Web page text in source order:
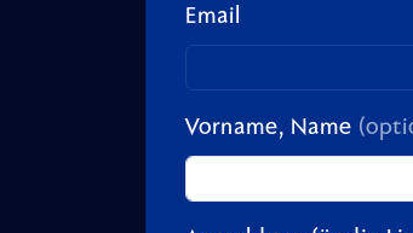
Email
Vorname, Name